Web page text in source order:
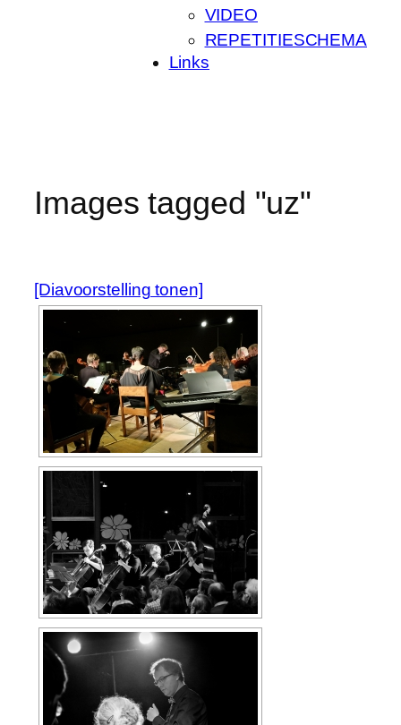
VIDEO
REPETITIESCHEMA
Links
Images tagged "uz"
[Diavoorstelling tonen]